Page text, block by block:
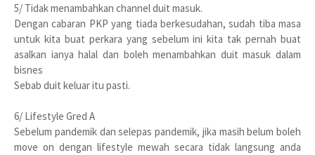
5/ Tidak menambahkan channel duit masuk.
Dengan cabaran PKP yang tiada berkesudahan, sudah tiba masa
untuk kita buat perkara yang sebelum ini kita tak pernah buat
asalkan ianya halal dan boleh menambahkan duit masuk dalam
bisnes
Sebab duit keluar itu pasti.
6/ Lifestyle Gred A
Sebelum pandemik dan selepas pandemik, jika masih belum boleh
move on dengan lifestyle mewah secara tidak langsung anda